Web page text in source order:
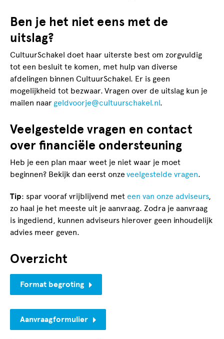
Ben je het niet eens met de
uitslag?
CultuurSchakel doet haar uiterste best om zorgvuldig
tot een besluit te komen, met hulp van diverse
afdelingen binnen CultuurSchakel. Er is geen
mogelijkheid tot bezwaar. Vragen over de uitslag kun je
mailen naar geldvoorje@cultuurschakel.nl.
Veelgestelde vragen en contact
over financiële ondersteuning
Heb je een plan maar weet je niet waar je moet
beginnen? Bekijk dan eerst onzeveelgestelde vragen.
Tip: spar vooraf vrijblijvend met een van onze adviseurs,
zo haal je het meeste uit je aanvraag. Zodra je aanvraag
is ingediend, kunnen adviseurs hierover geen inhoudelijk
advies meer geven.
Overzicht
Format begroting
Aanvraagformulier